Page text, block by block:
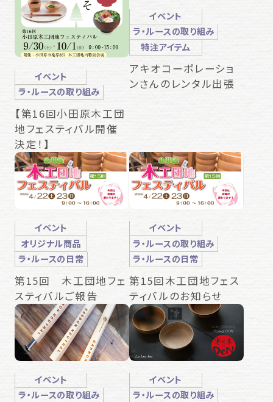
イベント
ラ・ルースの取り組み
【第16回小田原木工団
地フェスティバル開催
決定！】
イベント
ラ・ルースの取り組み
特注アイテム
アキオコーポレーショ
ンさんのレンタル出張
イベント
オリジナル商品
ラ・ルースの日常
第15回 木工団地フェ
スティバルご報告
イベント
ラ・ルースの取り組み
ラ・ルースの日常
第15回木工団地フェス
ティバルのお知らせ
イベント
ラ・ルースの取り組み
イベント
ラ・ルースの取り組み